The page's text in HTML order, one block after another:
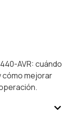
AVR: cuándo
cómo mejorar